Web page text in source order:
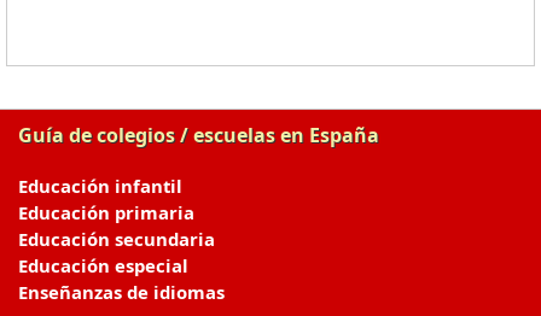
Guía de colegios / escuelas en España
Educación infantil
Educación primaria
Educación secundaria
Educación especial
Enseñanzas de idiomas